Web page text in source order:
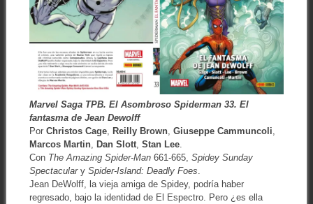
Marvel Saga TPB. El Asombroso Spiderman 33. El
fantasma de Jean Dewolff
Por Christos Cage, Reilly Brown, Giuseppe Cammuncoli
Marcos Martin, Dan Slott, Stan Lee.
Con The Amazing Spider-Man661-665, Spidey Sunday
Spectaculary Spider-Island: Deadly Foes
Jean DeWolff, la vieja amiga de Spidey, podría haber
regresado, bajo la identidad de El Espectro. Pero ¿es ella